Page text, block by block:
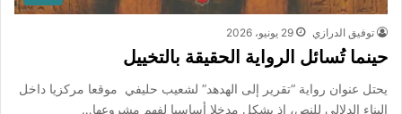
توفيق الدرازي 29 يونيو، 2026
حينما تُسائل الرواية الحقيقة بالتخييل
يحتل عنوان رواية “تقرير إلى الهدهد” لشعيب حليفي موقعا مركزيا داخل
البناء الدلالي للنص، إذ يشكل مدخلا أساسيا لفهم مشروعها…